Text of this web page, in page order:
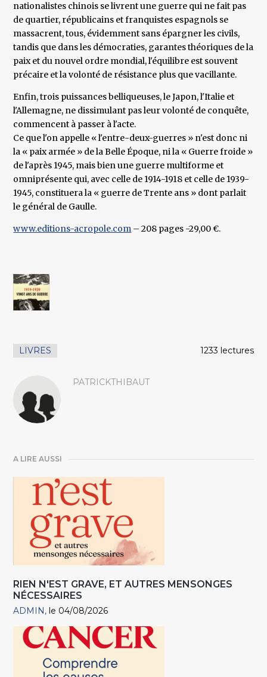
nationalistes chinois se livrent une guerre qui ne fait pas
de quartier, républicains et franquistes espagnols se
massacrent, tous, évidemment sans épargner les civils,
tandis que dans les démocraties, garantes théoriques de la
paix et du nouvel ordre mondial, l'équilibre est souvent
précaire et la volonté de résistance plus que vacillante.
Enfin, trois puissances belliqueuses, le Japon, l'Italie et
l'Allemagne, ne dissimulant pas leur volonté de conquête,
commencent à passer à l'acte.
Ce que l'on appelle « l'entre-deux-guerres » n'est donc ni
la « paix armée » de la Belle Époque, ni la « Guerre froide »
de l'après 1945, mais bien une guerre multiforme et
omniprésente qui, avec celle de 1914-1918 et celle de 1939-
1945, constituera la « guerre de Trente ans » dont parlait
le général de Gaulle.
www.editions-acropole.com – 208 pages -29,00 €.
LIVRES 1233 lectures
PATRICKTHIBAUT
A LIRE AUSSI
RIEN N'EST GRAVE, ET AUTRES MENSONGES
NÉCESSAIRES
ADMIN le 04/08/2026